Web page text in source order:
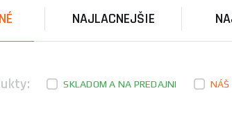
Skrutka s príslušenstvom
NAJLACNEJŠIE
SKLADOM A NA PREDAJNI NÁŠ